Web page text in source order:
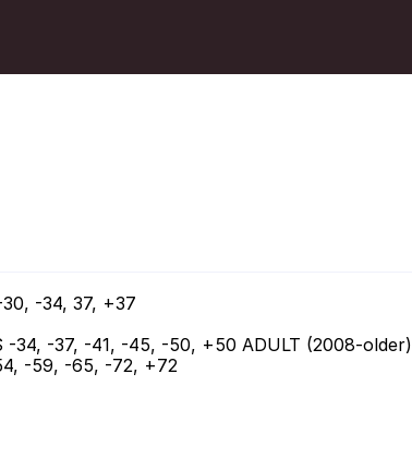
-34, 37, +37
34, -37, -41, -45, -50, +50 ADULT (2008-older)
-59, -65, -72, +72